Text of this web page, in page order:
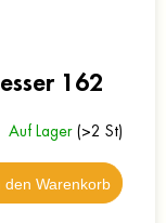
162
Auf Lager (>2 St)
den Warenkorb